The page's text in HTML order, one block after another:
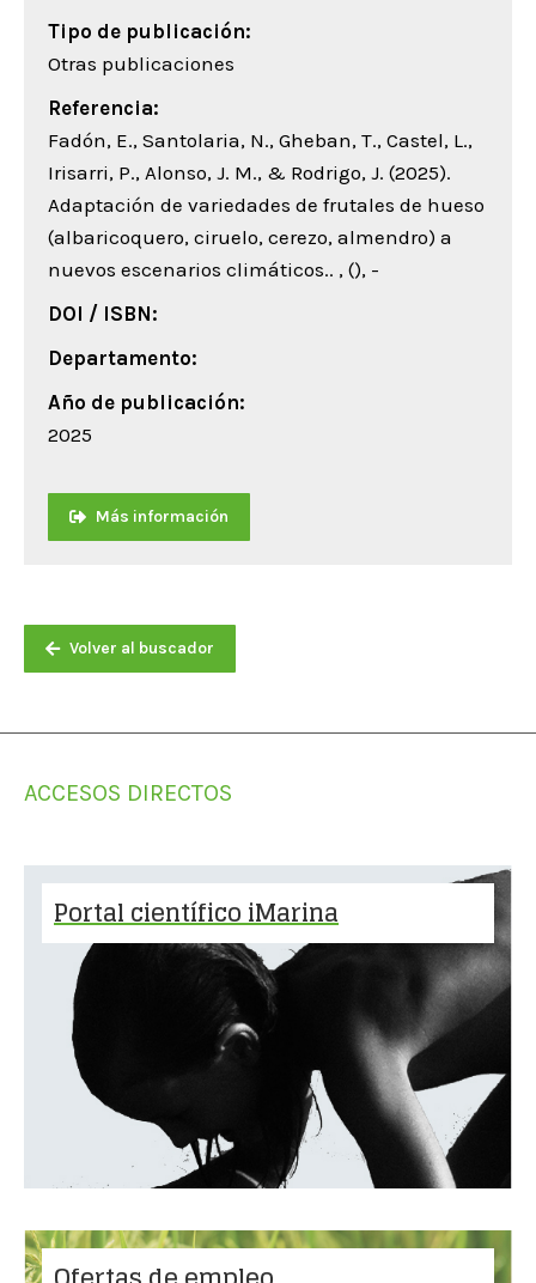
Tipo de publicación:
Otras publicaciones
Referencia:
Fadón, E., Santolaria, N., Gheban, T., Castel, L.,
Irisarri, P., Alonso, J. M., & Rodrigo, J. (2025).
Adaptación de variedades de frutales de hueso
(albaricoquero, ciruelo, cerezo, almendro) a
nuevos escenarios climáticos.. , (), -
DOI / ISBN:
Departamento:
Año de publicación:
2025
Más información
Volver al buscador
ACCESOS DIRECTOS
Portal científico iMarina